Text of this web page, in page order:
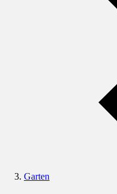
Garten